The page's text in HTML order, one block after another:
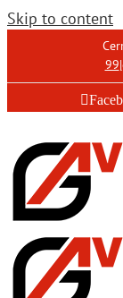
Skip to content
99|